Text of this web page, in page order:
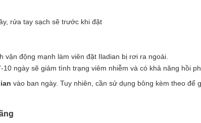
rửa tay sạch sẽ trước khi đặt
vận động mạnh làm viên đặt Iladian bị rơi ra ngoài.
ngày sẽ giảm tình trạng viêm nhiễm và có khả năng hồi
vào ban ngày. Tuy nhiên, cần sử dụng bông kèm theo